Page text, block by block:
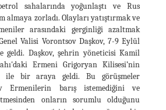
sahalarında yoğunlaştı ve Rus
almaya zorladı. Olayları yatıştırmak ve
arasındaki gerginliği azaltmak
Valisi Vorontsov Daşkov, 7-9 Eylül
geldi. Daşkov, şehrin yöneticisi Kamil
Ermeni Grigoryan Kilisesi’nin
ile bir araya geldi. Bu görüşmeler
Ermenilerin barış istemediğini ve
onların sorumlu olduğunu